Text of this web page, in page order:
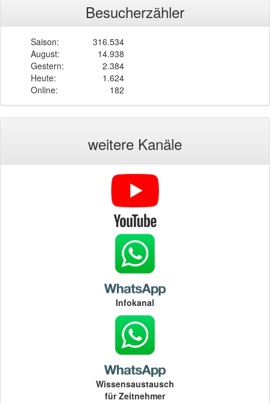
Besucherzähler
Saison:
316.534
August:
14.938
Gestern:
2.384
Heute:
1.624
Online:
182
weitere Kanäle
Infokanal
Wissensaustausch
für Zeitnehmer